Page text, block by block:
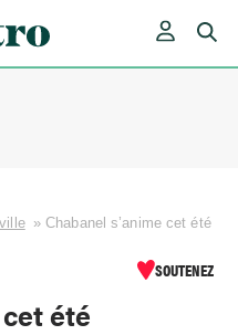
»Chabanel s’anime cet été
SOUTENEZ
été